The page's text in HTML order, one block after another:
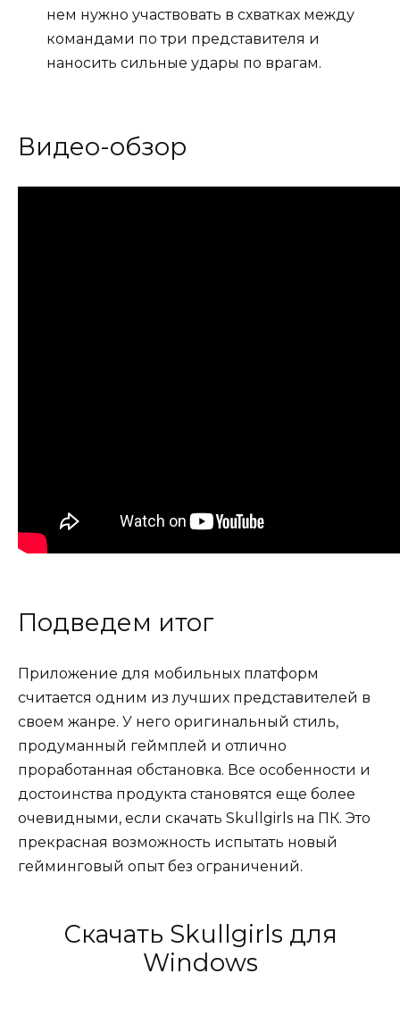
нем нужно участвовать в схватках между
командами по три представителя и
наносить сильные удары по врагам.
Видео-обзор
Подведем итог
Приложение для мобильных платформ
считается одним из лучших представителей в
своем жанре. У него оригинальный стиль,
продуманный геймплей и отлично
проработанная обстановка. Все особенности и
достоинства продукта становятся еще более
очевидными, если скачать Skullgirls на ПК. Это
прекрасная возможность испытать новый
гейминговый опыт без ограничений.
Скачать Skullgirls для
Windows